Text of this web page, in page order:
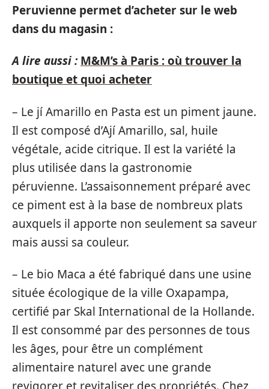
Peruvienne permet d’acheter sur le web
dans du magasin :
A lire aussi : M&M’s à Paris : où trouver la
boutique et quoi acheter
– Le jí Amarillo en Pasta est un piment jaune.
Il est composé d’Ají Amarillo, sal, huile
végétale, acide citrique. Il est la variété la
plus utilisée dans la gastronomie
péruvienne. L’assaisonnement préparé avec
ce piment est à la base de nombreux plats
auxquels il apporte non seulement sa saveur
mais aussi sa couleur.
– Le bio Maca a été fabriqué dans une usine
située écologique de la ville Oxapampa,
certifié par Skal International de la Hollande.
Il est consommé par des personnes de tous
les âges, pour être un complément
alimentaire naturel avec une grande